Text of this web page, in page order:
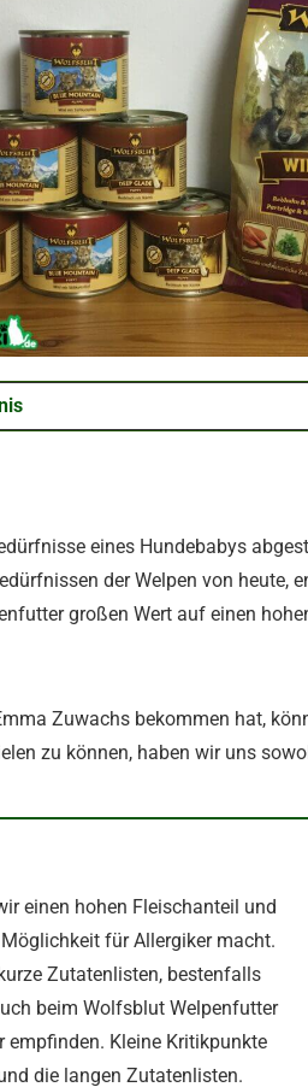
eines Hundebabys
der Welpen von
großen Wert auf einen
Zuwachs bekommen hat,
zu können, haben wir uns
einen hohen Fleischanteil und
für Allergiker macht.
Zutatenlisten, bestenfalls
beim Wolfsblut Welpenfutter
empfinden. Kleine Kritikpunkte
die langen Zutatenlisten.